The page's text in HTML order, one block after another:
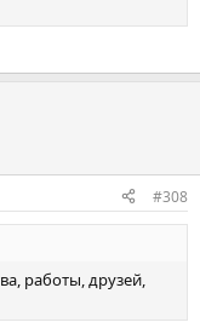
#308
работы, друзей,